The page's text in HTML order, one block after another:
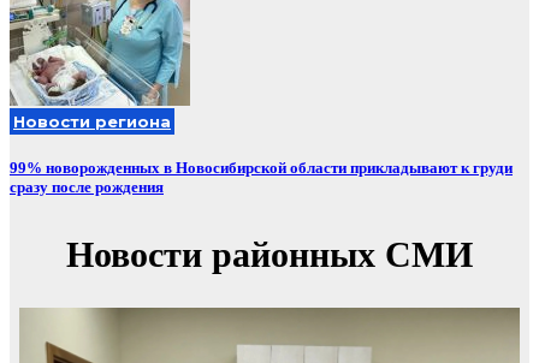
Новости региона
99% новорожденных в Новосибирской области прикладывают к груди
сразу после рождения